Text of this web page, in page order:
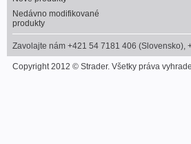
Nedávno modifikované
produkty
Zavolajte nám +421 54 7181 406
Copyright 2012 © Strader. Všetky práva